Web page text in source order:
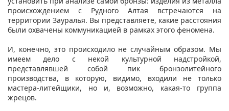
происхождением с Рудного Алтая встречаются на
территории Зауралья. Вы представляете, какие расстояния
были охвачены коммуникацией в рамках этого феномена.
И, конечно, это происходило не случайным образом. Мы
имеем дело с некой культурной надстройкой,
представлявшей собой пик бронзолитейного
производства, в которую, видимо, входили не только
мастера-литейщики, но и, возможно, какая-то группа
жрецов.